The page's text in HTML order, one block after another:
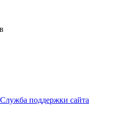
Служба поддержки сайта